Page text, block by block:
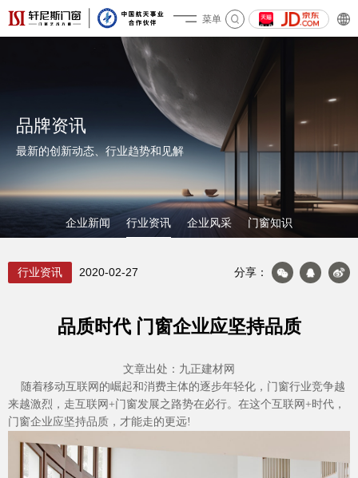
菜单
关于轩尼斯
产品&案例
品牌资讯
最新的创新动态、行业趋势和见解
企业新闻 行业资讯 企业风采 门窗知识
行业资讯 2020-02-27 分享：
品质时代 门窗企业应坚持品质
文章出处：九正建材网
随着移动互联网的崛起和消费主体的逐步年轻化，门窗行业竞争越
来越激烈，走互联网+门窗发展之路势在必行。在这个互联网+时代，
门窗企业应坚持品质，才能走的更远!